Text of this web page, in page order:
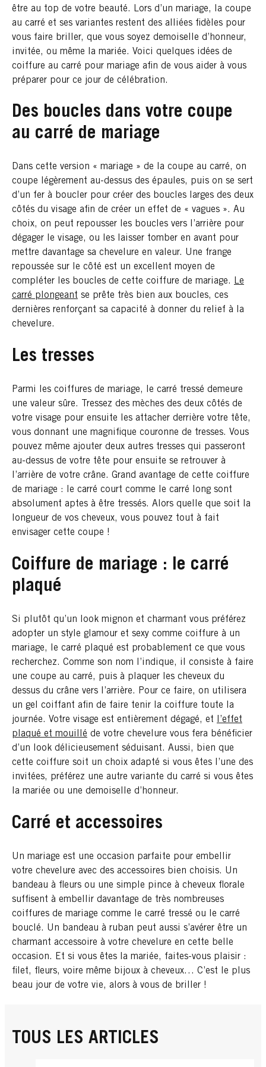
être au top de votre beauté. Lors d’un mariage, la coupe
au carré et ses variantes restent des alliées fidèles pour
vous faire briller, que vous soyez demoiselle d’honneur,
invitée, ou même la mariée. Voici quelques idées de
coiffure au carré pour mariage afin de vous aider à vous
préparer pour ce jour de célébration.
Des boucles dans votre coupe
au carré de mariage
Dans cette version « mariage » de la coupe au carré, on
coupe légèrement au-dessus des épaules, puis on se sert
d’un fer à boucler pour créer des boucles larges des deux
côtés du visage afin de créer un effet de « vagues ». Au
choix, on peut repousser les boucles vers l’arrière pour
dégager le visage, ou les laisser tomber en avant pour
mettre davantage sa chevelure en valeur. Une frange
repoussée sur le côté est un excellent moyen de
compléter les boucles de cette coiffure de mariage. Le
carré plongeant se prête très bien aux boucles, ces
dernières renforçant sa capacité à donner du relief à la
chevelure.
Les tresses
Parmi les coiffures de mariage, le carré tressé demeure
une valeur sûre. Tressez des mèches des deux côtés de
votre visage pour ensuite les attacher derrière votre tête,
vous donnant une magnifique couronne de tresses. Vous
pouvez même ajouter deux autres tresses qui passeront
au-dessus de votre tête pour ensuite se retrouver à
l’arrière de votre crâne. Grand avantage de cette coiffure
de mariage : le carré court comme le carré long sont
absolument aptes à être tressés. Alors quelle que soit la
longueur de vos cheveux, vous pouvez tout à fait
envisager cette coupe !
Coiffure de mariage : le carré
plaqué
Si plutôt qu’un look mignon et charmant vous préférez
adopter un style glamour et sexy comme coiffure à un
mariage, le carré plaqué est probablement ce que vous
recherchez. Comme son nom l’indique, il consiste à faire
une coupe au carré, puis à plaquer les cheveux du
dessus du crâne vers l’arrière. Pour ce faire, on utilisera
un gel coiffant afin de faire tenir la coiffure toute la
journée. Votre visage est entièrement dégagé, et
l’effet
plaqué et mouillé de votre chevelure vous fera bénéficier
d’un look délicieusement séduisant. Aussi, bien que
cette coiffure soit un choix adapté si vous êtes l’une des
invitées, préférez une autre variante du carré si vous êtes
la mariée ou une demoiselle d’honneur.
Carré et accessoires
Un mariage est une occasion parfaite pour embellir
votre chevelure avec des accessoires bien choisis. Un
bandeau à fleurs ou une simple pince à cheveux florale
suffisent à embellir davantage de très nombreuses
coiffures de mariage comme le carré tressé ou le carré
bouclé. Un bandeau à ruban peut aussi s’avérer être un
charmant accessoire à votre chevelure en cette belle
occasion. Et si vous êtes la mariée, faites-vous plaisir :
filet, fleurs, voire même bijoux à cheveux… C’est le plus
beau jour de votre vie, alors à vous de briller !
TOUS LES ARTICLES